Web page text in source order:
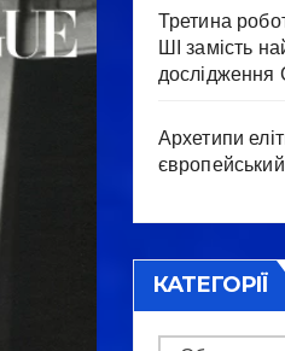
Третина
ШІ замість
дослідження
Архетипи
КАТЕГОРІЇ